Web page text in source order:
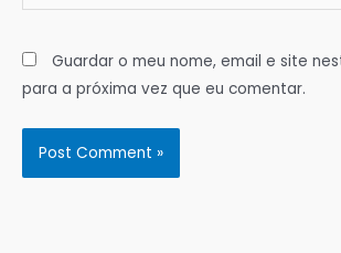
Guardar o meu nome, email e site
para a próxima vez que eu comentar.